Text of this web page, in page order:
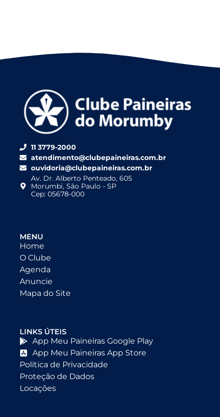
11 3779-2000
atendimento@clubepaineiras.com.br
ouvidoria@clubepaineiras.com.br
Av. Dr. Alberto Penteado, 605
Morumbi, São Paulo - SP
Cep: 05678-000
MENU
Home
O Clube
Agenda
Anuncie
Mapa do Site
LINKS ÚTEIS
App Meu Paineiras Google Play
App Meu Paineiras App Store
Política de Privacidade
Proteção de Dados
Locações